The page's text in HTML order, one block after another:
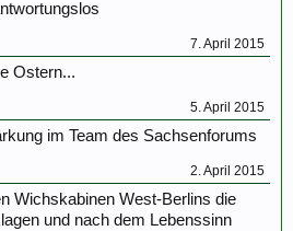
7. April 2015
Ostern...
5. April 2015
im Team des Sachsenforums
2. April 2015
Wichskabinen West-Berlins die
und nach dem Lebenssinn